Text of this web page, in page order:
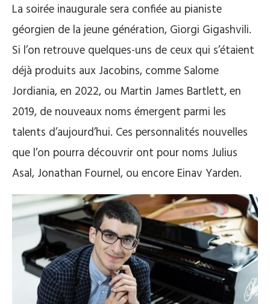
La soirée inaugurale sera confiée au pianiste
géorgien de la jeune génération, Giorgi Gigashvili.
Si l’on retrouve quelques-uns de ceux qui s’étaient
déjà produits aux Jacobins, comme Salome
Jordiania, en 2022, ou Martin James Bartlett, en
2019, de nouveaux noms émergent parmi les
talents d’aujourd’hui. Ces personnalités nouvelles
que l’on pourra découvrir ont pour noms Julius
Asal, Jonathan Fournel, ou encore Einav Yarden.